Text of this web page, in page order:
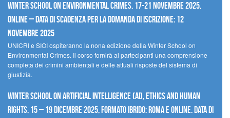
Winter School on Environmental Crimes, 17-21 novembre 2025,
Online – Data di scadenza per la domanda di iscrizione: 12
novembre 2025
UNICRI e SIOI ospiteranno la nona edizione della Winter School on
Environmental Crimes. Il corso fornirà ai partecipanti una comprensione
completa dei crimini ambientali e delle attuali risposte del sistema di
giustizia.
Winter School on Artificial Intelligence (AI), Ethics and Human
Rights, 15 – 19 dicembre 2025, Formato Ibrido: Roma e online. Data di